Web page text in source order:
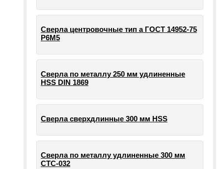
Сверла центровочные тип а ГОСТ 14952-75
Р6М5
Сверла по металлу 250 мм удлиненные
HSS DIN 1869
Сверла сверхдлинные 300 мм HSS
Сверла по металлу удлиненные 300 мм
СТС-032